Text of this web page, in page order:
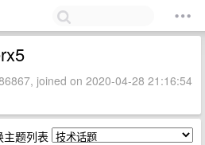
joined on 2020-04-28 21:16:54
主题列表